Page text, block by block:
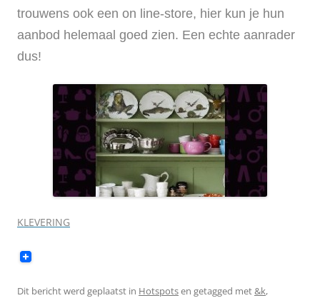
trouwens ook een on line-store, hier kun je hun
aanbod helemaal goed zien. Een echte aanrader
dus!
KLEVERING
Dit bericht werd geplaatst in Hotspotsen getagged met&k,